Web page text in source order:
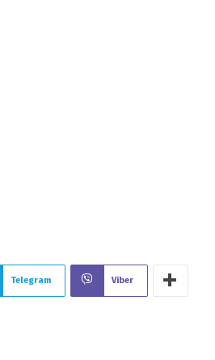
Telegram Viber